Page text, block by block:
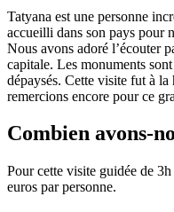
Tatyana est une personne
accueilli dans son pays pour
Nous avons adoré l’écouter
capitale. Les monuments
dépaysés. Cette visite fut à la
remercions encore pour ce
Combien avons-
Pour cette visite guidée de
euros par personne.